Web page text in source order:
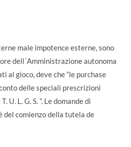
male impotence esterne, sono
dell´Amministrazione autonoma
al gioco, deve che “le purchase
delle speciali prescrizioni
L. G. S. “. Le domande di
del comienzo della tutela de